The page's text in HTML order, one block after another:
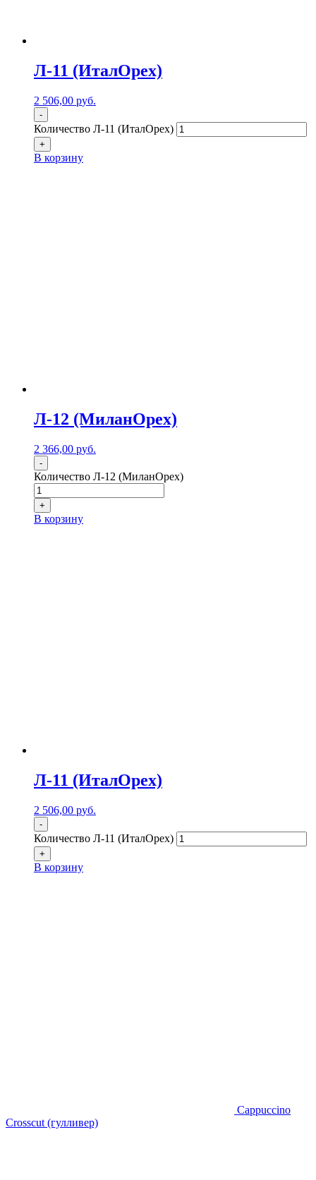
Л-11 (ИталОрех)
2 506,00 руб.
-
Количество Л-11 (ИталОрех)
+
В корзину
Л-12 (МиланОрех)
2 366,00 руб.
-
Количество Л-12 (МиланОрех)
+
В корзину
Л-11 (ИталОрех)
2 506,00 руб.
-
Количество Л-11 (ИталОрех)
+
В корзину
Cappuccino
Crosscut (гулливер)